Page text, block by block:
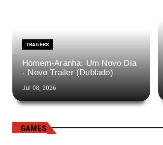
TRAILERS
Homem-Aranha: Um Novo Dia
- Novo Trailer (Dublado)
Jul 08, 2026
GAMES